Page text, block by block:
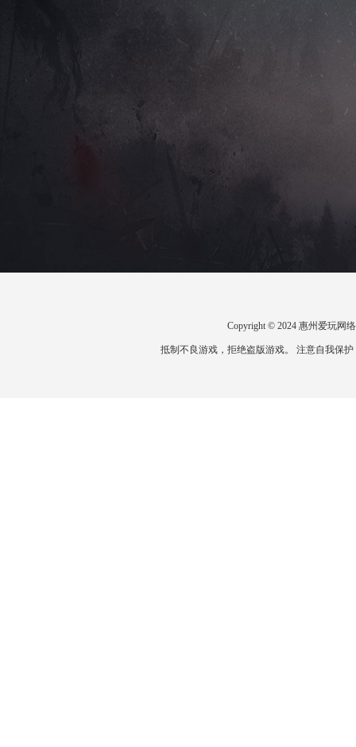
Copyright © 2024 惠州爱玩网
抵制不良游戏，拒绝盗版游戏。 注意自我保